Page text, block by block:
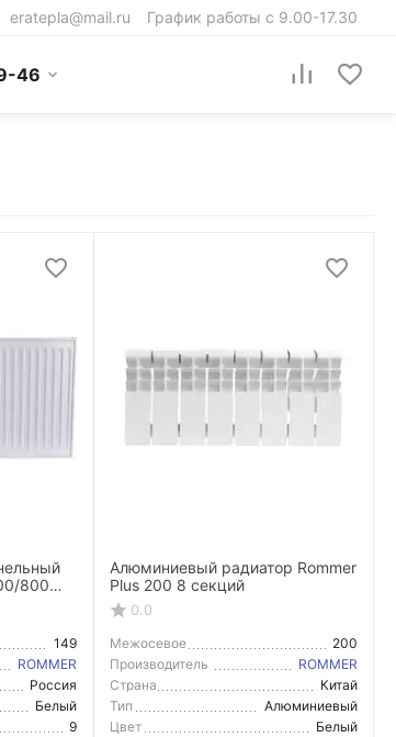
eratepla@mail.ru График работы с 9.00-17.30
46
800
149
ROMMER
Россия
Белый
9
Алюминиевый радиатор Rommer
Plus 200 8 секций
0.0
Межосевое
расстояние
200
Производитель
ROMMER
Страна
Производитель
Китай
Тип
Алюминиевый
радиатор
Цвет Белый